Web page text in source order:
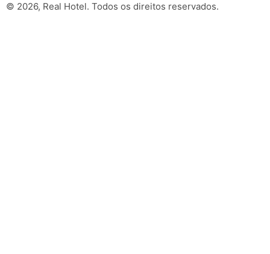
© 2026, Real Hotel. Todos os direitos reservados.